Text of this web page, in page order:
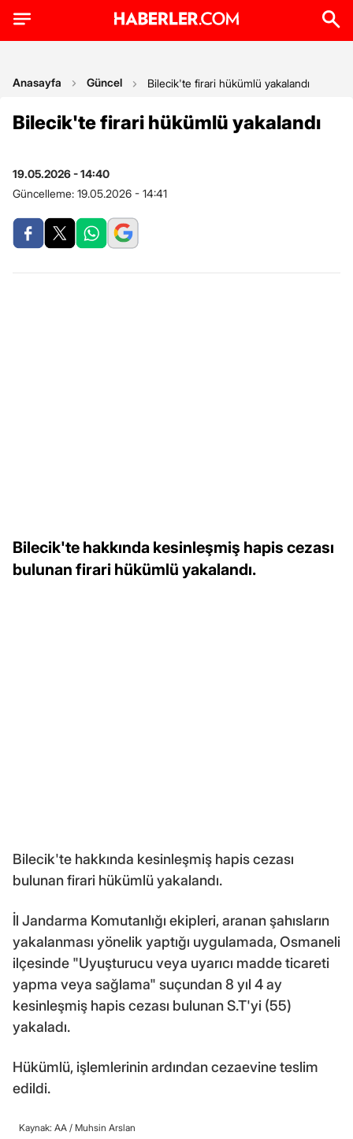
Anasayfa Güncel Bilecik'te firari hükümlü yakalandı
Bilecik'te firari hükümlü yakalandı
19.05.2026 - 14:40
Güncelleme: 19.05.2026 - 14:41
Bilecik'te hakkında kesinleşmiş hapis cezası
bulunan firari hükümlü yakalandı.
Bilecik'te hakkında kesinleşmiş hapis cezası
bulunan firari hükümlü yakalandı.
İl Jandarma Komutanlığı ekipleri, aranan şahısların
yakalanması yönelik yaptığı uygulamada, Osmaneli
ilçesinde "Uyuşturucu veya uyarıcı madde ticareti
yapma veya sağlama" suçundan 8 yıl 4 ay
kesinleşmiş hapis cezası bulunan S.T'yi (55)
yakaladı.
Hükümlü, işlemlerinin ardından cezaevine teslim
edildi.
Kaynak: AA / Muhsin Arslan